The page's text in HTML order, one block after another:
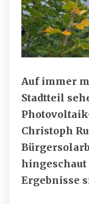
Auf immer
Stadtteil
Christoph
hingeschaut
Ergebnisse